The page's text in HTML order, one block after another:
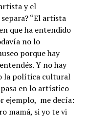
y el
“El artista
que ha entendido
no lo
porque hay
Y no hay
la política cultural
en lo artístico
ejemplo, me decía:
mamá, si yo te vi